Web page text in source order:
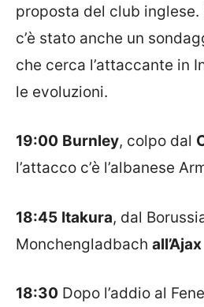
proposta del club
c’è stato anche un
che cerca l’attaccante in
le evoluzioni.
19:00 Burnley, colpo dal
l’attacco c’è l’albanese
18:45 Itakura, dal
Monchengladbach all’Ajax
18:30 Dopo l’addio al